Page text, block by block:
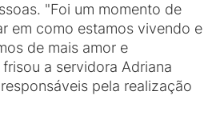
"Foi um momento de
em como estamos vivendo e
de mais amor e
a servidora Adriana
pela realização